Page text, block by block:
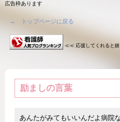
広告枠あります
← トップページに戻る
≪≪ 応援してくれると嬉
励ましの言葉
あんたがみてもいいんだよ病院